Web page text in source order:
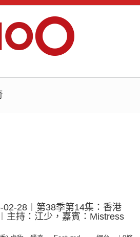
02-28︱第38季第14集：香港
主持：江少，嘉賓：Mistress